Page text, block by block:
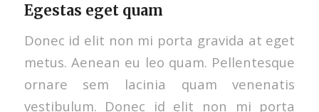
Egestas eget quam
Donec id elit non mi porta gravida at eget
metus. Aenean eu leo quam. Pellentesque
ornare sem lacinia quam venenatis
vestibulum. Donec id elit non mi porta